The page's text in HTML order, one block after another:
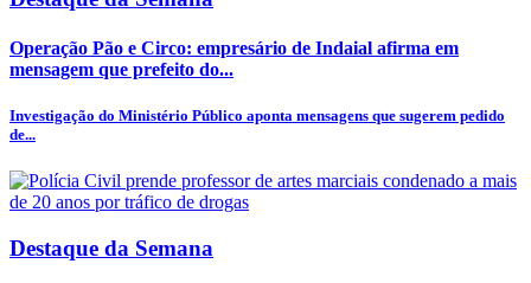
Operação Pão e Circo: empresário de Indaial afirma em
mensagem que prefeito do...
Investigação do Ministério Público aponta mensagens que sugerem pedido
de...
Destaque da Semana